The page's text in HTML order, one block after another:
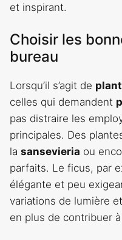
et inspirant.
Choisir les
bureau
Lorsqu’il s’agit de
celles qui demandent
pas distraire les
principales. Des
la sansevieria ou
parfaits. Le ficus, par
élégante et peu
variations de lumière
en plus de contribuer à